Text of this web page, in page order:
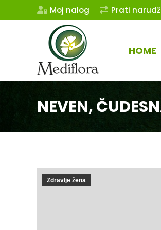
Moj nalog Prati
HOME
NEVEN,
Zdravlje žena